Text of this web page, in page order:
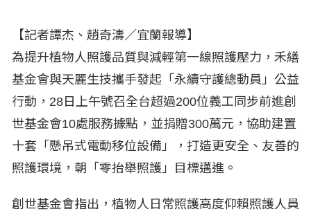
財經稅務
農林漁牧
宜蘭國際童玩節
宜蘭綠色博覽會
運動賽事
【記者譚杰、趙奇濤／宜蘭報導】
為提升植物人照護品質與減輕第一線照護壓力，禾繕
基金會與天麗生技攜手發起「永續守護總動員」公益
行動，28日上午號召全台超過200位義工同步前進創
世基金會10處服務據點，並捐贈300萬元，協助建置
十套「懸吊式電動移位設備」，打造更安全、友善的
照護環境，朝「零抬舉照護」目標邁進。
創世基金會指出，植物人日常照護高度仰賴照護人員